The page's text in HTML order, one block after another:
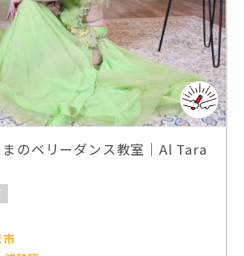
のベリーダンス教室｜Al Tara